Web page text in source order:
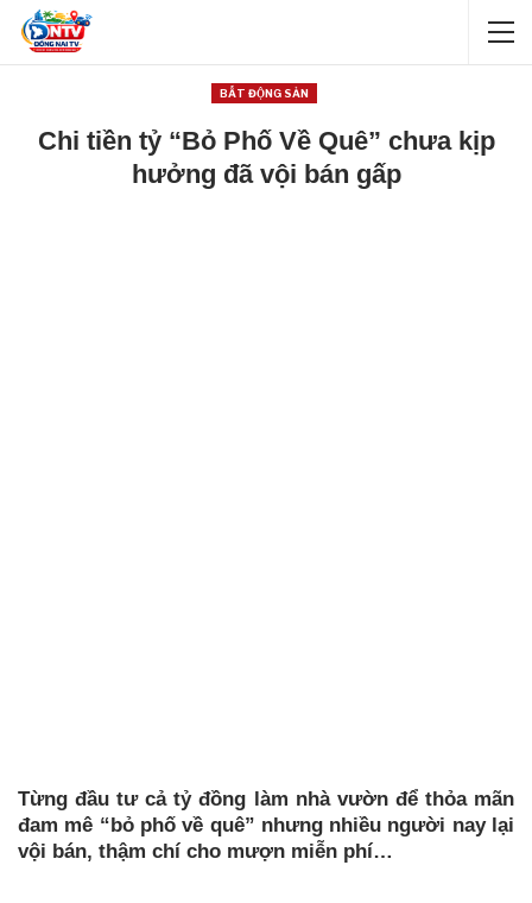
BẤT ĐỘNG SẢN
Chi tiền tỷ “Bỏ Phố Về Quê” chưa kịp
hưởng đã vội bán gấp
Từng đầu tư cả tỷ đồng làm nhà vườn để thỏa mãn
đam mê “bỏ phố về quê” nhưng nhiều người nay lại
vội bán, thậm chí cho mượn miễn phí…